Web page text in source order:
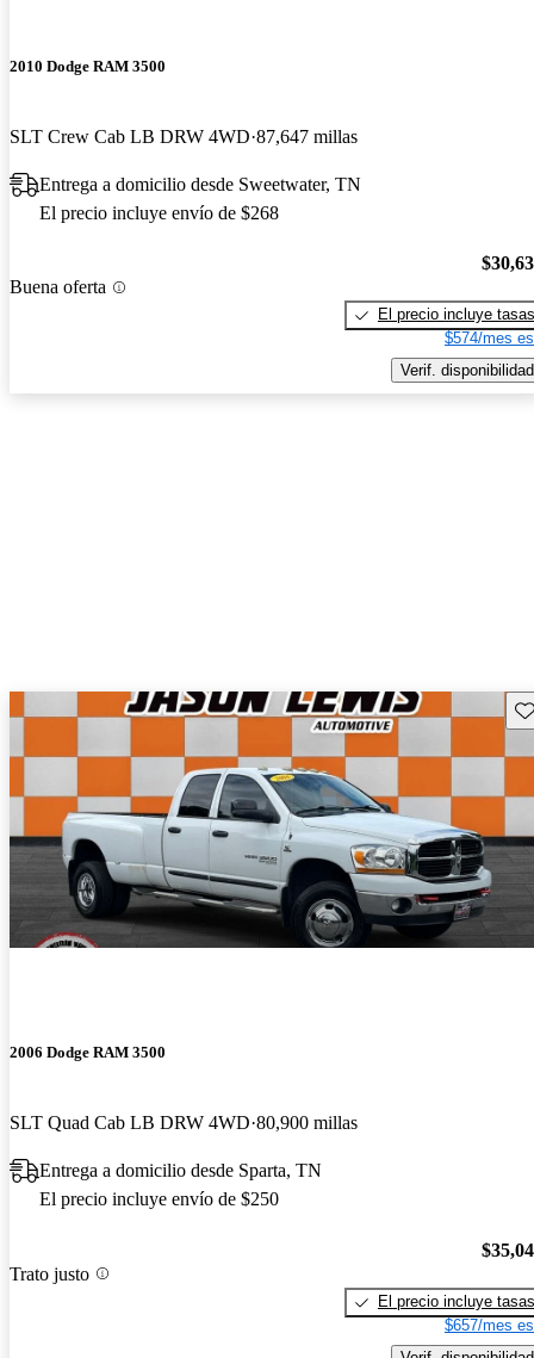
2010 Dodge RAM 3500
SLT Crew Cab LB DRW 4WD 87,647 millas
Entrega a domicilio desde Sweetwater, TN
El precio incluye envío de $268
Buena oferta
El precio incluye tasas
$574/mes
Verif. disponibilidad
2006 Dodge RAM 3500
SLT Quad Cab LB DRW 4WD 80,900 millas
Entrega a domicilio desde Sparta, TN
El precio incluye envío de $250
Trato justo
El precio incluye tasas
$657/mes